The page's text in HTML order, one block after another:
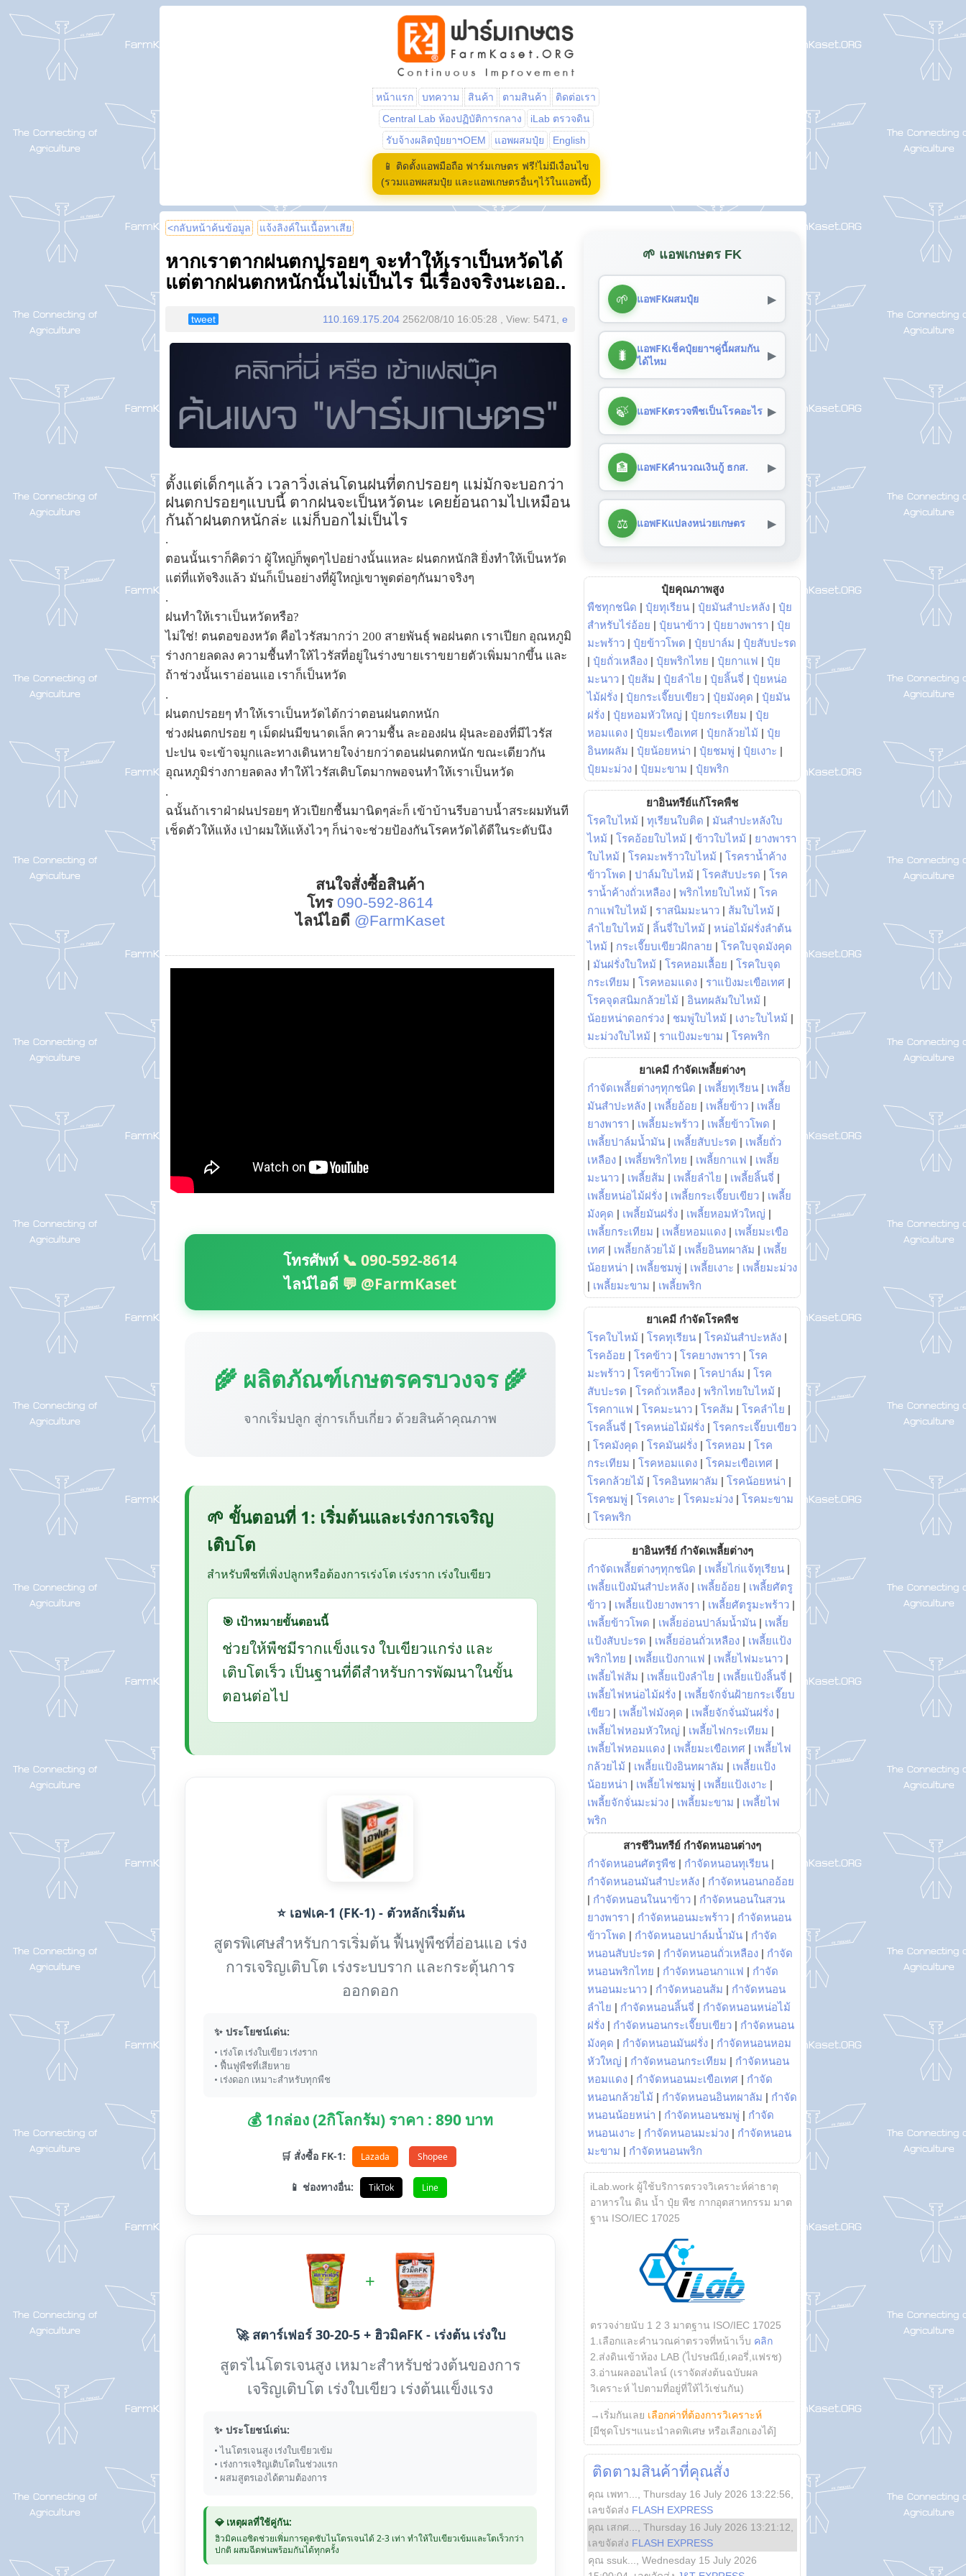
หน้าแรก บทความ สินค้า ตามสินค้า
ติดต่อเรา
Central Lab ห้องปฏิบัติการกลาง
iLab ตรวจดิน
รับจ้างผลิตปุ๋ยยาฯOEM
แอพผสมปุ๋ย English
📱 ติดตั้งแอพมือถือ ฟาร์มเกษตร ฟรี!ไม่มีเงื่อนไข
(รวมแอพผสมปุ๋ย และแอพเกษตรอื่นๆไว้ในแอพนี้)
<กลับหน้าค้นข้อมูล แจ้งลิงค์ในเนื้อหาเสีย
หากเราตากฝนตกปรอยๆ จะทำให้เราเป็นหวัดได้
แต่ตากฝนตกหนักนั้นไม่เป็นไร นี่เรื่องจริงนะเออ..
tweet 110.169.175.204 2562/08/10 16:05:28 , View: 5471, e
ตั้งแต่เด็กๆแล้ว เวลาวิ่งเล่นโดนฝนที่ตกปรอยๆ แม่มักจะบอกว่า
ฝนตกปรอยๆแบบนี้ ตากฝนจะเป็นหวัดนะ เคยย้อนถามไปเหมือน
กันถ้าฝนตกหนักล่ะ แม่ก็บอกไม่เป็นไร
.
ตอนนั้นเราก็คิดว่า ผู้ใหญ่ก็พูดๆไปอย่างนั้นแหละ ฝนตกหนักสิ ยิ่งทำให้เป็นหวัด
แต่ที่แท้จริงแล้ว มันก็เป็นอย่างที่ผู้ใหญ่เขาพูดต่อๆกันมาจริงๆ
.
ฝนทำให้เราเป็นหวัดหรือ?
ไม่ใช่! ตนตอของหวัด คือไวรัสมากว่า 200 สายพันธุ์ พอฝนตก เราเปียก อุณหภูมิ
ร่างกายลดลง ความชื้นทำให้ไวรัสที่อยู่ในร่างขายเราขยายตัวเพิ่มมากขึ้น และ
ถ้าช่วงนั้นเราอ่อนแอ เราก็เป็นหวัด
.
ฝนตกปรอยๆ ทำให้เราเป็นหวัดได้กว่าตอนฝนตกหนัก
ช่วงฝนตกปรอย ๆ เม็ดฝนมีขนาดเล็ก ความชื้น ละอองฝน ฝุ่นละอองที่มีไวรัส
ปะปน จะเข้าจมูกและทางเดินหายใจง่ายกว่าตอนฝนตกหนัก ขณะเดียวกัน
อุณหภูมิร่างกายลดลง ทำให้ไวรัสเติบโตมากพอจนทำให้เราเป็นหวัด
.
ฉนั้นถ้าเราฝ่าฝนปรอยๆ หัวเปียกชื้นมานิดๆล่ะก็ เข้าบ้านรีบอาบน้ำสระผมทันที
เช็ดตัวให้แห้ง เป่าผมให้แห้งไวๆ ก็น่าจะช่วยป้องกันโรคหวัดได้ดีในระดับนึง
สนใจสั่งซื้อสินค้า
โทร 090-592-8614
ไลน์ไอดี @FarmKaset
โทรศัพท์ 📞 090-592-8614
ไลน์ไอดี 💬 @FarmKaset
🌾 ผลิตภัณฑ์เกษตรครบวงจร 🌾
จากเริ่มปลูก สู่การเก็บเกี่ยว ด้วยสินค้าคุณภาพ
🌱 ขั้นตอนที่ 1: เริ่มต้นและเร่งการเจริญ
เติบโต
สำหรับพืชที่เพิ่งปลูกหรือต้องการเร่งโต เร่งราก เร่งใบเขียว
🎯 เป้าหมายขั้นตอนนี้
ช่วยให้พืชมีรากแข็งแรง ใบเขียวแกร่ง และ
เติบโตเร็ว เป็นฐานที่ดีสำหรับการพัฒนาในขั้น
ตอนต่อไป
⭐ เอฟเค-1 (FK-1) - ตัวหลักเริ่มต้น
สูตรพิเศษสำหรับการเริ่มต้น ฟื้นฟูพืชที่อ่อนแอ เร่ง
การเจริญเติบโต เร่งระบบราก และกระตุ้นการ
ออกดอก
✨ ประโยชน์เด่น:
• เร่งโต เร่งใบเขียว เร่งราก
• ฟื้นฟูพืชที่เสียหาย
• เร่งดอก เหมาะสำหรับทุกพืช
💰 1กล่อง (2กิโลกรัม) ราคา : 890 บาท
🛒 สั่งซื้อ FK-1: Lazada Shopee
📱 ช่องทางอื่น: TikTok Line
+
🚀 สตาร์เฟอร์ 30-20-5 + ฮิวมิคFK - เร่งต้น เร่งใบ
สูตรไนโตรเจนสูง เหมาะสำหรับช่วงต้นของการ
เจริญเติบโต เร่งใบเขียว เร่งต้นแข็งแรง
✨ ประโยชน์เด่น:
• ไนโตรเจนสูง เร่งใบเขียวเข้ม
• เร่งการเจริญเติบโตในช่วงแรก
• ผสมสูตรเองได้ตามต้องการ
💎 เหตุผลที่ใช้คู่กัน:
ฮิวมิคแอซิดช่วยเพิ่มการดูดซับไนโตรเจนได้ 2-3 เท่า ทำให้ใบเขียวเข้มและโตเร็วกว่า
ปกติ ผสมฉีดพ่นพร้อมกันได้ทุกครั้ง
🌱 แอพเกษตร FK
🌱 แอพFKผสมปุ๋ย ▶
🐛
แอพFKเช็คปุ๋ยยาฯคู่นี้ผสมกัน
ได้ไหม
▶
🍃 แอพFKตรวจพืชเป็นโรคอะไร ▶
🏦 แอพFKคำนวณเงินกู้ ธกส. ▶
⚖️ แอพFKแปลงหน่วยเกษตร ▶
ปุ๋ยคุณภาพสูง
พืชทุกชนิด | ปุ๋ยทุเรียน | ปุ๋ยมันสำปะหลัง | ปุ๋ย
สำหรับไร่อ้อย | ปุ๋ยนาข้าว | ปุ๋ยยางพารา | ปุ๋ย
มะพร้าว | ปุ๋ยข้าวโพด | ปุ๋ยปาล์ม | ปุ๋ยสับปะรด
| ปุ๋ยถั่วเหลือง | ปุ๋ยพริกไทย | ปุ๋ยกาแฟ | ปุ๋ย
มะนาว | ปุ๋ยส้ม | ปุ๋ยลำไย | ปุ๋ยลิ้นจี่ | ปุ๋ยหน่อ
ไม้ฝรั่ง | ปุ๋ยกระเจี๊ยบเขียว | ปุ๋ยมังคุด | ปุ๋ยมัน
ฝรั่ง | ปุ๋ยหอมหัวใหญ่ | ปุ๋ยกระเทียม | ปุ๋ย
หอมแดง | ปุ๋ยมะเขือเทศ | ปุ๋ยกล้วยไม้ | ปุ๋ย
อินทผลัม | ปุ๋ยน้อยหน่า | ปุ๋ยชมพู่ | ปุ๋ยเงาะ |
ปุ๋ยมะม่วง | ปุ๋ยมะขาม | ปุ๋ยพริก
ยาอินทรีย์แก้โรคพืช
โรคใบไหม้ | ทุเรียนใบติด | มันสำปะหลังใบ
ไหม้ | โรคอ้อยใบไหม้ | ข้าวใบไหม้ | ยางพารา
ใบไหม้ | โรคมะพร้าวใบไหม้ | โรคราน้ำค้าง
ข้าวโพด | ปาล์มใบไหม้ | โรคสับปะรด | โรค
ราน้ำค้างถั่วเหลือง | พริกไทยใบไหม้ | โรค
กาแฟใบไหม้ | ราสนิมมะนาว | ส้มใบไหม้ |
ลำไยใบไหม้ | ลิ้นจี่ใบไหม้ | หน่อไม้ฝรั่งลำต้น
ไหม้ | กระเจี๊ยบเขียวฝักลาย | โรคใบจุดมังคุด
| มันฝรั่งใบใหม้ | โรคหอมเลื้อย | โรคใบจุด
กระเทียม | โรคหอมแดง | ราแป้งมะเขือเทศ |
โรคจุดสนิมกล้วยไม้ | อินทผลัมใบไหม้ |
น้อยหน่าดอกร่วง | ชมพู่ใบไหม้ | เงาะใบไหม้ |
มะม่วงใบไหม้ | ราแป้งมะขาม | โรคพริก
ยาเคมี กำจัดเพลี้ยต่างๆ
กำจัดเพลี้ยต่างๆทุกชนิด | เพลี้ยทุเรียน | เพลี้ย
มันสำปะหลัง | เพลี้ยอ้อย | เพลี้ยข้าว | เพลี้ย
ยางพารา | เพลี้ยมะพร้าว | เพลี้ยข้าวโพด |
เพลี้ยปาล์มน้ำมัน | เพลี้ยสับปะรด | เพลี้ยถั่ว
เหลือง | เพลี้ยพริกไทย | เพลี้ยกาแฟ | เพลี้ย
มะนาว | เพลี้ยส้ม | เพลี้ยลำไย | เพลี้ยลิ้นจี่ |
เพลี้ยหน่อไม้ฝรั่ง | เพลี้ยกระเจี๊ยบเขียว | เพลี้ย
มังคุด | เพลี้ยมันฝรั่ง | เพลี้ยหอมหัวใหญ่ |
เพลี้ยกระเทียม | เพลี้ยหอมแดง | เพลี้ยมะเขือ
เทศ | เพลี้ยกล้วยไม้ | เพลี้ยอินทผาลัม | เพลี้ย
น้อยหน่า | เพลี้ยชมพู่ | เพลี้ยเงาะ | เพลี้ยมะม่วง
| เพลี้ยมะขาม | เพลี้ยพริก
ยาเคมี กำจัดโรคพืช
โรคใบไหม้ | โรคทุเรียน | โรคมันสำปะหลัง |
โรคอ้อย | โรคข้าว | โรคยางพารา | โรค
มะพร้าว | โรคข้าวโพด | โรคปาล์ม | โรค
สับปะรด | โรคถั่วเหลือง | พริกไทยใบไหม้ |
โรคกาแฟ | โรคมะนาว | โรคส้ม | โรคลำไย |
โรคลิ้นจี่ | โรคหน่อไม้ฝรั่ง | โรคกระเจี๊ยบเขียว
| โรคมังคุด | โรคมันฝรั่ง | โรคหอม | โรค
กระเทียม | โรคหอมแดง | โรคมะเขือเทศ |
โรคกล้วยไม้ | โรคอินทผาลัม | โรคน้อยหน่า |
โรคชมพู่ | โรคเงาะ | โรคมะม่วง | โรคมะขาม
| โรคพริก
ยาอินทรีย์ กำจัดเพลี้ยต่างๆ
กำจัดเพลี้ยต่างๆทุกชนิด | เพลี้ยไก่แจ้ทุเรียน |
เพลี้ยแป้งมันสำปะหลัง | เพลี้ยอ้อย | เพลี้ยศัตรู
ข้าว | เพลี้ยแป้งยางพารา | เพลี้ยศัตรูมะพร้าว |
เพลี้ยข้าวโพด | เพลี้ยอ่อนปาล์มน้ำมัน | เพลี้ย
แป้งสับปะรด | เพลี้ยอ่อนถั่วเหลือง | เพลี้ยแป้ง
พริกไทย | เพลี้ยแป้งกาแฟ | เพลี้ยไฟมะนาว |
เพลี้ยไฟส้ม | เพลี้ยแป้งลำไย | เพลี้ยแป้งลิ้นจี่ |
เพลี้ยไฟหน่อไม้ฝรั่ง | เพลี้ยจักจั่นฝ้ายกระเจี๊ยบ
เขียว | เพลี้ยไฟมังคุด | เพลี้ยจักจั่นมันฝรั่ง |
เพลี้ยไฟหอมหัวใหญ่ | เพลี้ยไฟกระเทียม |
เพลี้ยไฟหอมแดง | เพลี้ยมะเขือเทศ | เพลี้ยไฟ
กล้วยไม้ | เพลี้ยแป้งอินทผาลัม | เพลี้ยแป้ง
น้อยหน่า | เพลี้ยไฟชมพู่ | เพลี้ยแป้งเงาะ |
เพลี้ยจักจั่นมะม่วง | เพลี้ยมะขาม | เพลี้ยไฟ
พริก
สารชีวินทรีย์ กำจัดหนอนต่างๆ
กำจัดหนอนศัตรูพืช | กำจัดหนอนทุเรียน |
กำจัดหนอนมันสำปะหลัง | กำจัดหนอนกออ้อย
| กำจัดหนอนในนาข้าว | กำจัดหนอนในสวน
ยางพารา | กำจัดหนอนมะพร้าว | กำจัดหนอน
ข้าวโพด | กำจัดหนอนปาล์มน้ำมัน | กำจัด
หนอนสับปะรด | กำจัดหนอนถั่วเหลือง | กำจัด
หนอนพริกไทย | กำจัดหนอนกาแฟ | กำจัด
หนอนมะนาว | กำจัดหนอนส้ม | กำจัดหนอน
ลำไย | กำจัดหนอนลิ้นจี่ | กำจัดหนอนหน่อไม้
ฝรั่ง | กำจัดหนอนกระเจี๊ยบเขียว | กำจัดหนอน
มังคุด | กำจัดหนอนมันฝรั่ง | กำจัดหนอนหอม
หัวใหญ่ | กำจัดหนอนกระเทียม | กำจัดหนอน
หอมแดง | กำจัดหนอนมะเขือเทศ | กำจัด
หนอนกล้วยไม้ | กำจัดหนอนอินทผาลัม | กำจัด
หนอนน้อยหน่า | กำจัดหนอนชมพู่ | กำจัด
หนอนเงาะ | กำจัดหนอนมะม่วง | กำจัดหนอน
มะขาม | กำจัดหนอนพริก
iLab.work ผู้ใช้บริการตรวจวิเคราะห์ค่าธาตุ
อาหารใน ดิน น้ำ ปุ๋ย พืช กากอุตสาหกรรม มาต
ฐาน ISO/IEC 17025
ตรวจง่ายนับ 1 2 3 มาตฐาน ISO/IEC 17025
1.เลือกและคำนวณค่าตรวจที่หน้าเว็บ คลิก
2.ส่งดินเข้าห้อง LAB (ไปรษณีย์,เคอรี่,แฟรช)
3.อ่านผลออนไลน์ (เราจัดส่งต้นฉบับผล
วิเคราะห์ ไปตามที่อยู่ที่ให้ไว้เช่นกัน)
→เริ่มกันเลย เลือกค่าที่ต้องการวิเคราะห์
[มีชุดโปรฯแนะนำลดพิเศษ หรือเลือกเองได้]
ติดตามสินค้าที่คุณสั่ง
คุณ เพทา... Thursday 16 July 2026 13:22:56
เลขจัดส่ง FLASH EXPRESS
คุณ เสกศ...
Thursday 16 July 2026 13:21:12
เลขจัดส่ง FLASH EXPRESS
คุณ ssuk...
Wednesday 15 July 2026